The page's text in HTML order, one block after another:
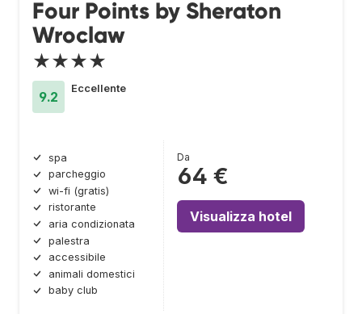
Four Points by Sheraton
Wroclaw
★★★★
9.2
Eccellente
spa
parcheggio
wi-fi (gratis)
ristorante
aria condizionata
palestra
accessibile
animali domestici
baby club
Da
64 €
Visualizza hotel